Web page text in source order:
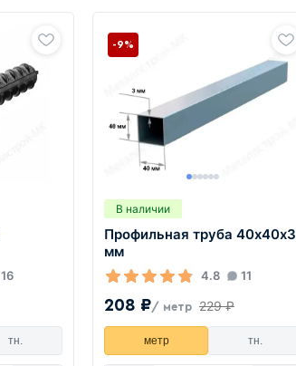
16
тн.
В наличии
Профильная труба 40х40х3
мм
4.8 11
208 ₽/ метр 229 ₽
-9%
метр тн.